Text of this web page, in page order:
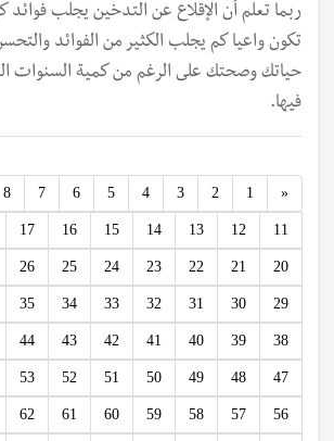
ربما تعلم أن الإقلاع عن التدخين يجلب فوائد
تكون واعيا كم يجلب الكثير من الفوائد
حياتك وصحتك على الرغم من كمية السنوات
فيها.
«
Previous
1
2
3
4
5
6
7
8
11
12
13
14
15
16
17
20
21
22
23
24
25
26
29
30
31
32
33
34
35
38
39
40
41
42
43
44
47
48
49
50
51
52
53
56
57
58
59
60
61
62